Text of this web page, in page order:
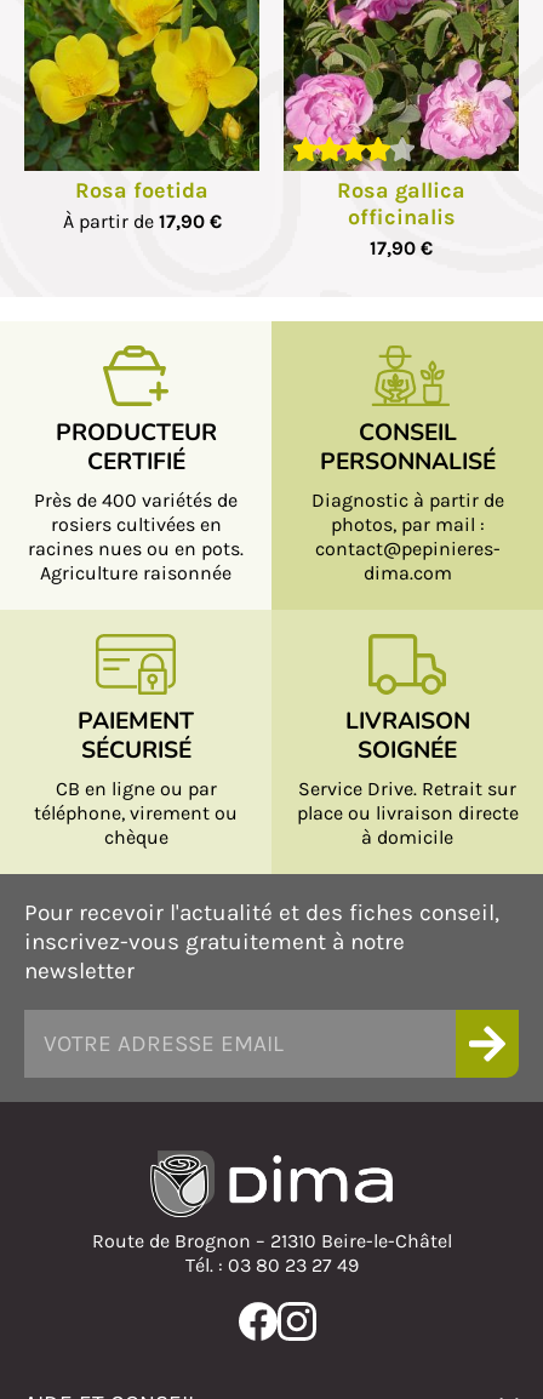
Rosa foetida
À partir de 17,90 €
Rosa gallica
officinalis
17,90 €
PRODUCTEUR
CERTIFIÉ
Près de 400 variétés de
rosiers cultivées en
racines nues ou en pots.
Agriculture raisonnée
CONSEIL
PERSONNALISÉ
Diagnostic à partir de
photos, par mail :
contact@pepinieres-
dima.com
PAIEMENT
SÉCURISÉ
CB en ligne ou par
téléphone, virement ou
chèque
LIVRAISON
SOIGNÉE
Service Drive. Retrait sur
place ou livraison directe
à domicile
Pour recevoir l'actualité et des fiches conseil,
inscrivez-vous gratuitement à notre
newsletter
Route de Brognon – 21310 Beire-le-Châtel
Tél. : 03 80 23 27 49